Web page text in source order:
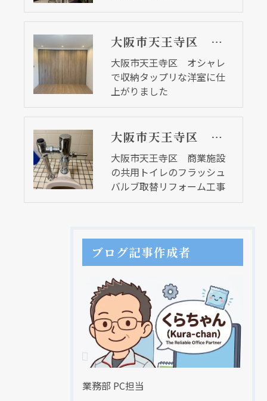
大阪市天王寺区 オシャレで収納タップリな洋室に仕上がりました
大阪市天王寺区 オシャレ
で収納タップリな洋室に仕
上がりました
大阪市天王寺区 商業施設の共用トイレのフラッシュバルブ取替リフォーム工事
大阪市天王寺区 商業施設
の共用トイレのフラッシュ
バルブ取替リフォーム工事
ブログ記事作成者
業務部 PC担当